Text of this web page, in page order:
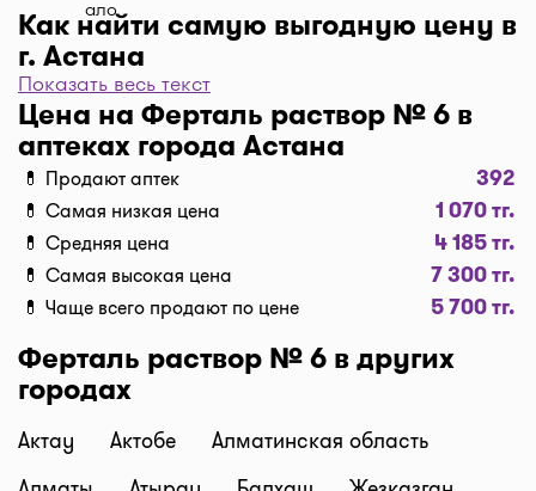
Как найти самую выгодную цену в
г. Астана
Чтобы отфильтровать аптеки по цене, нажмите
"Фильтр", далее "По цене, от 1..." и кнопку
"Выбрать". Самая низкая цена в аптеке перед
вами. Экономьте с помощью сервиса I-teka!
Доставка
Нужна быстрая доставка лекарств в г. Астана?
Добавляйте нужные препараты по кнопке
"Купить", оформляйте заявку в корзине "Выбрать
аптеку" и наши курьеры доставят препараты
домой или на работу по оптимальной цене.
Средняя цена доставки лекарств на данный
момент от 1500 тг. до 2500 тг. (стоимость зависит
от времени суток и расстояния между аптекой и
Показать весь текст
Цена на Ферталь раствор № 6 в
аптеках города Астана
💊 Продают аптек 392
💊 Самая низкая цена 1 070 тг.
💊 Средняя цена 4 185 тг.
💊 Самая высокая цена 7 300 тг.
💊 Чаще всего продают по цене 5 700 тг.
Ферталь раствор № 6 в других
городах
Актау Актобе
Алматинская область